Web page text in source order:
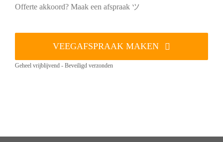
Offerte akkoord? Maak een afspraak ツ
VEEGAFSPRAAK MAKEN
Geheel vrijblijvend - Beveiligd verzonden